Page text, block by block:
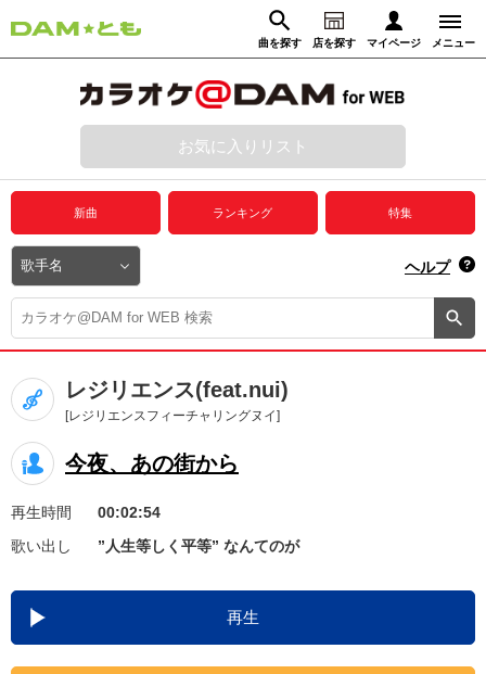
曲を探す 店を探す マイページ メニュー
動画からさがす 録音からさがす
ログイン
プレミアムサービス
DAM★とも動画
DAM★とも録音
カラオケ＠DAM
ユーザー検索
キャンペーン
お知らせ よくあるご質問
DAMの新曲・ランキングなど
カラオケ最新情報をチェック！
お気に入りリスト
新曲 ランキング 特集
ヘルプ
レジリエンス(feat.nui)
[レジリエンスフィーチャリングヌイ]
今夜、あの街から
再生時間
00:02:54
歌い出し
”人生等しく平等” なんてのが
再生